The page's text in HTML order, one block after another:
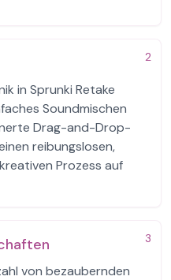
2
in Sprunki Retake
Soundmischen
Drag-and-Drop-
reibungslosen,
Prozess auf
3
von bezaubernden